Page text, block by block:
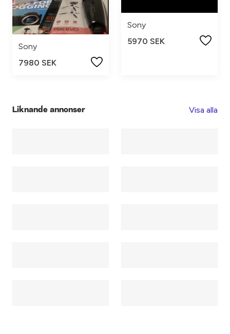
Sony
7980 SEK
Sony
5970 SEK
Liknande annonser Visa alla